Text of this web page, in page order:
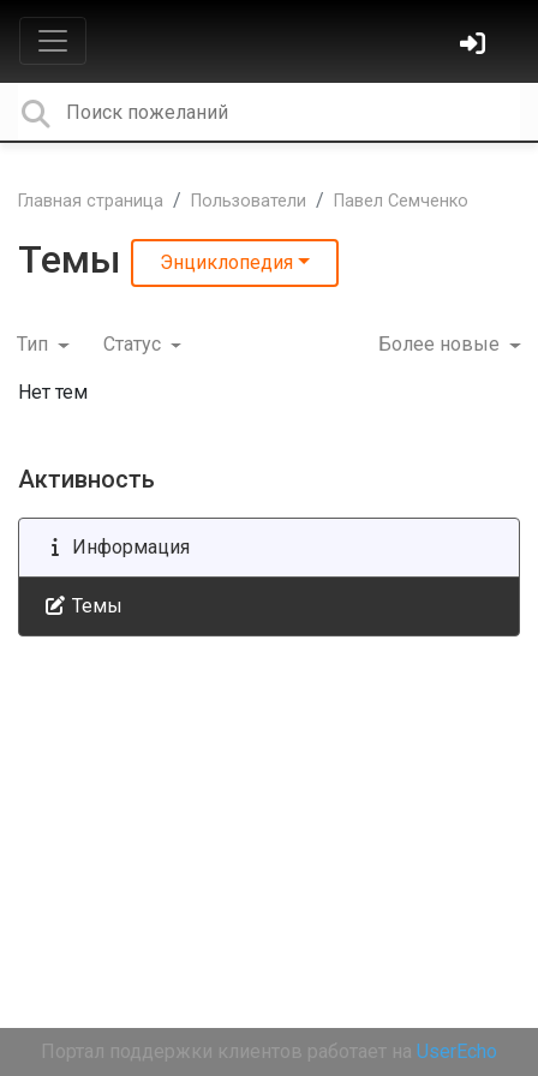
Главная страница Пользователи Павел Семченко
Темы Энциклопедия
Тип Статус Более новые
Нет тем
Активность
Информация
Темы
Портал поддержки клиентов работает на UserEcho